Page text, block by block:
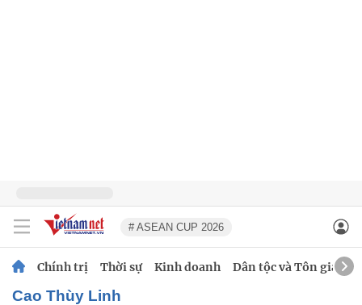
# ASEAN CUP 2026
Chính trị Thời sự Kinh doanh Dân tộc và Tôn giáo
Cao Thùy Linh